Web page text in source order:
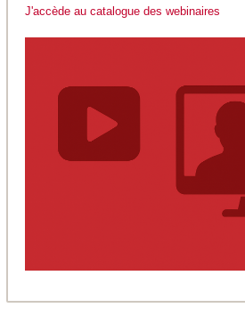
J'accède au catalogue des webinaires